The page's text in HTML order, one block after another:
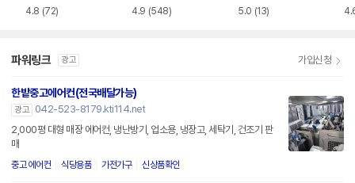
4.8 (72) 4.9 (548) 5.0 (13)
파워링크 광고 가입신청
한밭중고에어컨(전국배달가능)
광고
042-523-8179.kti114.net
2,000평 대형 매장 에어컨, 냉난방기, 업소용, 냉장고, 세탁기, 건조기 판
매
중고 에어컨 식당용품 가전가구 신상품확인